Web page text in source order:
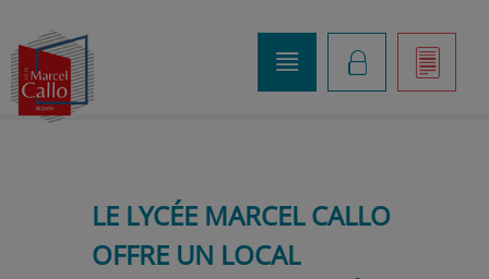
]
K
o
LE LYCÉE MARCEL CALLO
OFFRE UN LOCAL